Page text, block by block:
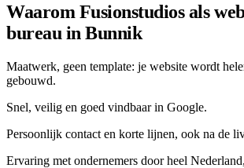
Waarom Fusionstudios als
bureau inBunnik
Maatwerk, geen template: je website wordt
gebouwd.
Snel, veilig en goed vindbaar in Google.
Persoonlijk contact en korte lijnen, ook na de
Ervaring met ondernemers door heel